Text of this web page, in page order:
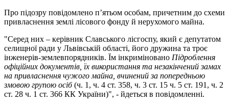
Про підозру повідомлено п’ятьом особам, причетним до схеми
привласнення землі лісового фонду й нерухомого майна.
"Серед них – керівник Славського лісгоспу, який є депутатом
селищної ради у Львівській області, його дружина та троє
інженерів-землевпорядників. Їм інкриміновано Підроблення
офіційних документів, їх використання та незакінчений замах
на привласнення чужого майна, вчинений за попередньою
змовою групою осіб(ч. 1, ч. 4 ст. 358, ч. 3 ст. 15 ч. 5 ст. 191, ч. 2
ст. 28 ч. 1 ст. 366 КК України)", - йдеться в повідомленні.